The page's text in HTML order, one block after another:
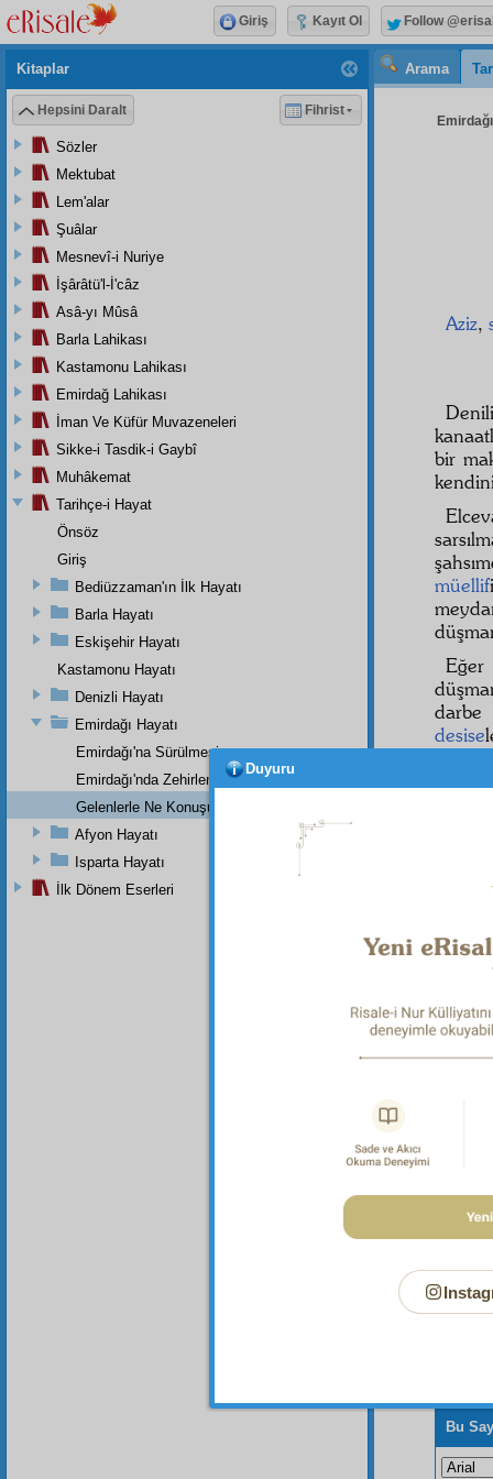
Arama
Aziz,
bir
müellif
darbe
desise
Dipnot-1
Bu
Kitaplar
Hepsini Daralt Fihrist
Sözler
Mektubat
Lem'alar
Şuâlar
Mesnevî-i Nuriye
İşârâtü'l-İ'câz
Asâ-yı Mûsâ
Barla Lahikası
Kastamonu Lahikası
Emirdağ Lahikası
İman Ve Küfür Muvazeneleri
Sikke-i Tasdik-i Gaybî
Muhâkemat
Tarihçe-i Hayat
Önsöz
Giriş
Bediüzzaman'ın İlk Hayatı
Barla Hayatı
Eskişehir Hayatı
Kastamonu Hayatı
Denizli Hayatı
Emirdağı Hayatı
Emirdağı'na Sürülmesi
Emirdağı'nda Zehirlenmesi
Gelenlerle Ne Konuşurdu?
Afyon Hayatı
Isparta Hayatı
İlk Dönem Eserleri
Giriş Kayıt Ol Follow
Duyuru